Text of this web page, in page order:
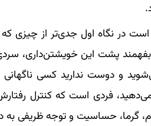
در نگاه اول جدی‌تر از چیزی
تا بفهمند پشت این
و دوست ندارید کسی
فردی است که کنترل
گرما، حساسیت و توجه ظریفی به